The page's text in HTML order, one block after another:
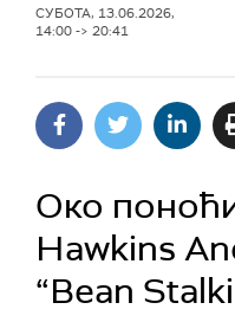
СУБОТА, 13.06.2026,
14:00 -> 20:41
Око
Hawkins
“Bean